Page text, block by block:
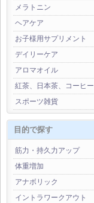
メラトニン
ヘアケア
お子様用サプリメント
デイリーケア
アロマオイル
紅茶、日本茶、コーヒー
スポーツ雑貨
目的で探す
筋力・持久力アップ
体重増加
アナボリック
イントラワークアウト